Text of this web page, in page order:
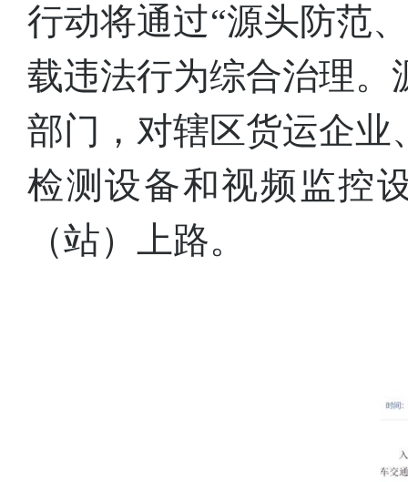
行动将通过“源头防范
载违法行为综合治理。
部门，对辖区货运企业
检测设备和视频监控
（站）上路。